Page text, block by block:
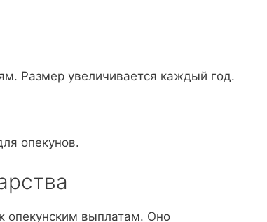
Размер увеличивается каждый год.
опекунов.
опекунским выплатам. Оно